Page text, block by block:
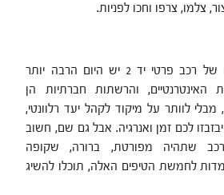
צלמו, צרפו וחכו לפניות.
בשורה התחתונה, למוכרים של רכב פרטי יד 2 יש היום הרבה יותר
האינטרנטיים, והרשתות חברתיות הן
לוותר על מיקוד לקהל יעד רלוונטי,
יבזבזו לכם זמן ואנרגיה. אבל גם שם, חשוב
שתהיה מפורטת, ברורה, שקופה
לחמשת הטיפים האלה, תוכלו להשיג